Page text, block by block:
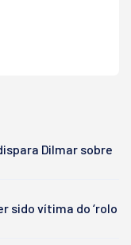
Dilmar sobre
sido vítima do ‘rolo